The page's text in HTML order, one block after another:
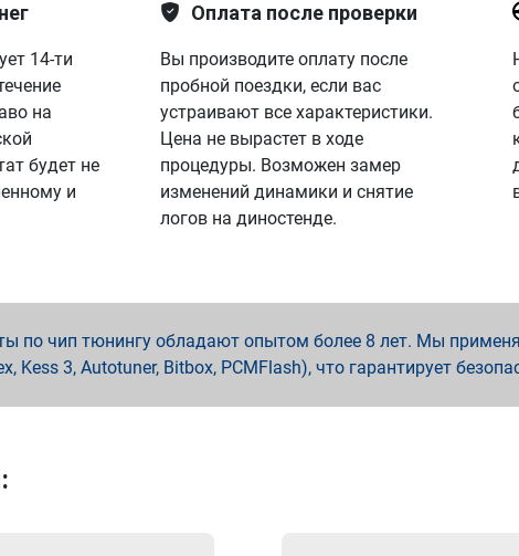
14-ти
на
будет не
и
Оплата после проверки
Вы производите оплату после
пробной поездки, если вас
устраивают все характеристики.
Цена не вырастет в ходе
процедуры. Возможен замер
изменений динамики и снятие
логов на диностенде.
по чип тюнингу обладают опытом более 8 лет. Мы
Kess 3, Autotuner, Bitbox, PCMFlash), что гарантирует